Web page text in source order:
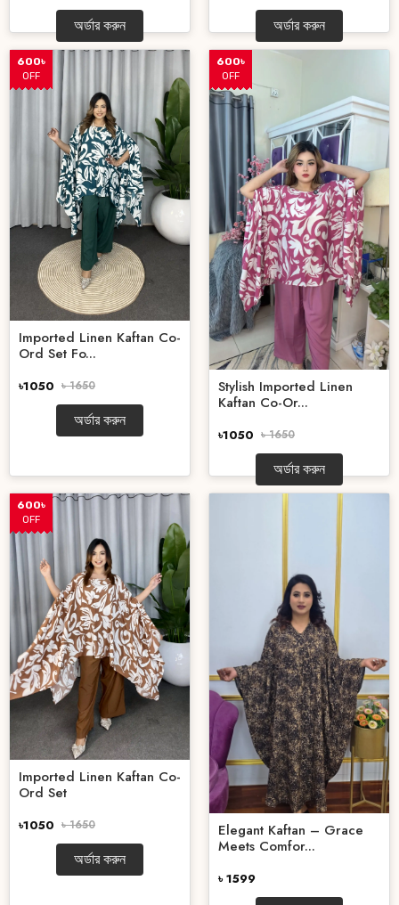
অর্ডার করুন অর্ডার করুন
600৳
OFF
Imported Linen Kaftan Co-
Ord Set Fo...
৳1050 ৳ 1650
অর্ডার করুন
600৳
OFF
Stylish Imported Linen
Kaftan Co-Or...
৳1050 ৳ 1650
অর্ডার করুন
600৳
OFF
Imported Linen Kaftan Co-
Ord Set
৳1050 ৳ 1650
অর্ডার করুন
Elegant Kaftan – Grace
Meets Comfor...
৳ 1599